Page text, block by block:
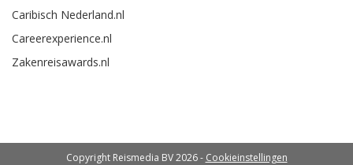
Caribisch Nederland.nl
Careerexperience.nl
Zakenreisawards.nl
Copyright Reismedia BV 2026 - Cookieinstellingen